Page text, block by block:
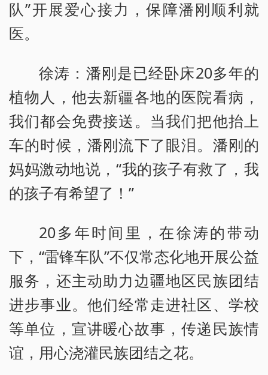
队”开展爱心接力，保障潘刚顺利就
医。
徐涛：潘刚是已经卧床20多年的
植物人，他去新疆各地的医院看病，
我们都会免费接送。当我们把他抬上
车的时候，潘刚流下了眼泪。潘刚的
妈妈激动地说，“我的孩子有救了，我
的孩子有希望了！”
20多年时间里，在徐涛的带动
下，“雷锋车队”不仅常态化地开展公益
服务，还主动助力边疆地区民族团结
进步事业。他们经常走进社区、学校
等单位，宣讲暖心故事，传递民族情
谊，用心浇灌民族团结之花。